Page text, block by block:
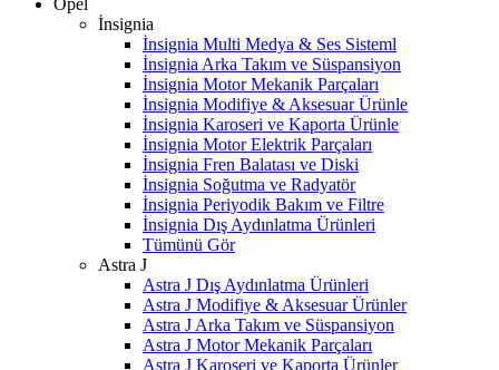
Opel
İnsignia
İnsignia Multi Medya & Ses Sisteml
İnsignia Arka Takım ve Süspansiyon
İnsignia Motor Mekanik Parçaları
İnsignia Modifiye & Aksesuar Ürünle
İnsignia Karoseri ve Kaporta Ürünle
İnsignia Motor Elektrik Parçaları
İnsignia Fren Balatası ve Diski
İnsignia Soğutma ve Radyatör
İnsignia Periyodik Bakım ve Filtre
İnsignia Dış Aydınlatma Ürünleri
Tümünü Gör
Astra J
Astra J Dış Aydınlatma Ürünleri
Astra J Modifiye & Aksesuar Ürünler
Astra J Arka Takım ve Süspansiyon
Astra J Motor Mekanik Parçaları
Astra J Karoseri ve Kaporta Ürünler